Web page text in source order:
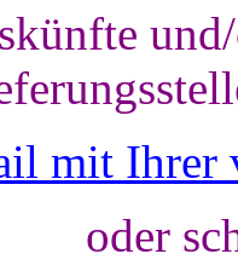
mit Ihrer
oder